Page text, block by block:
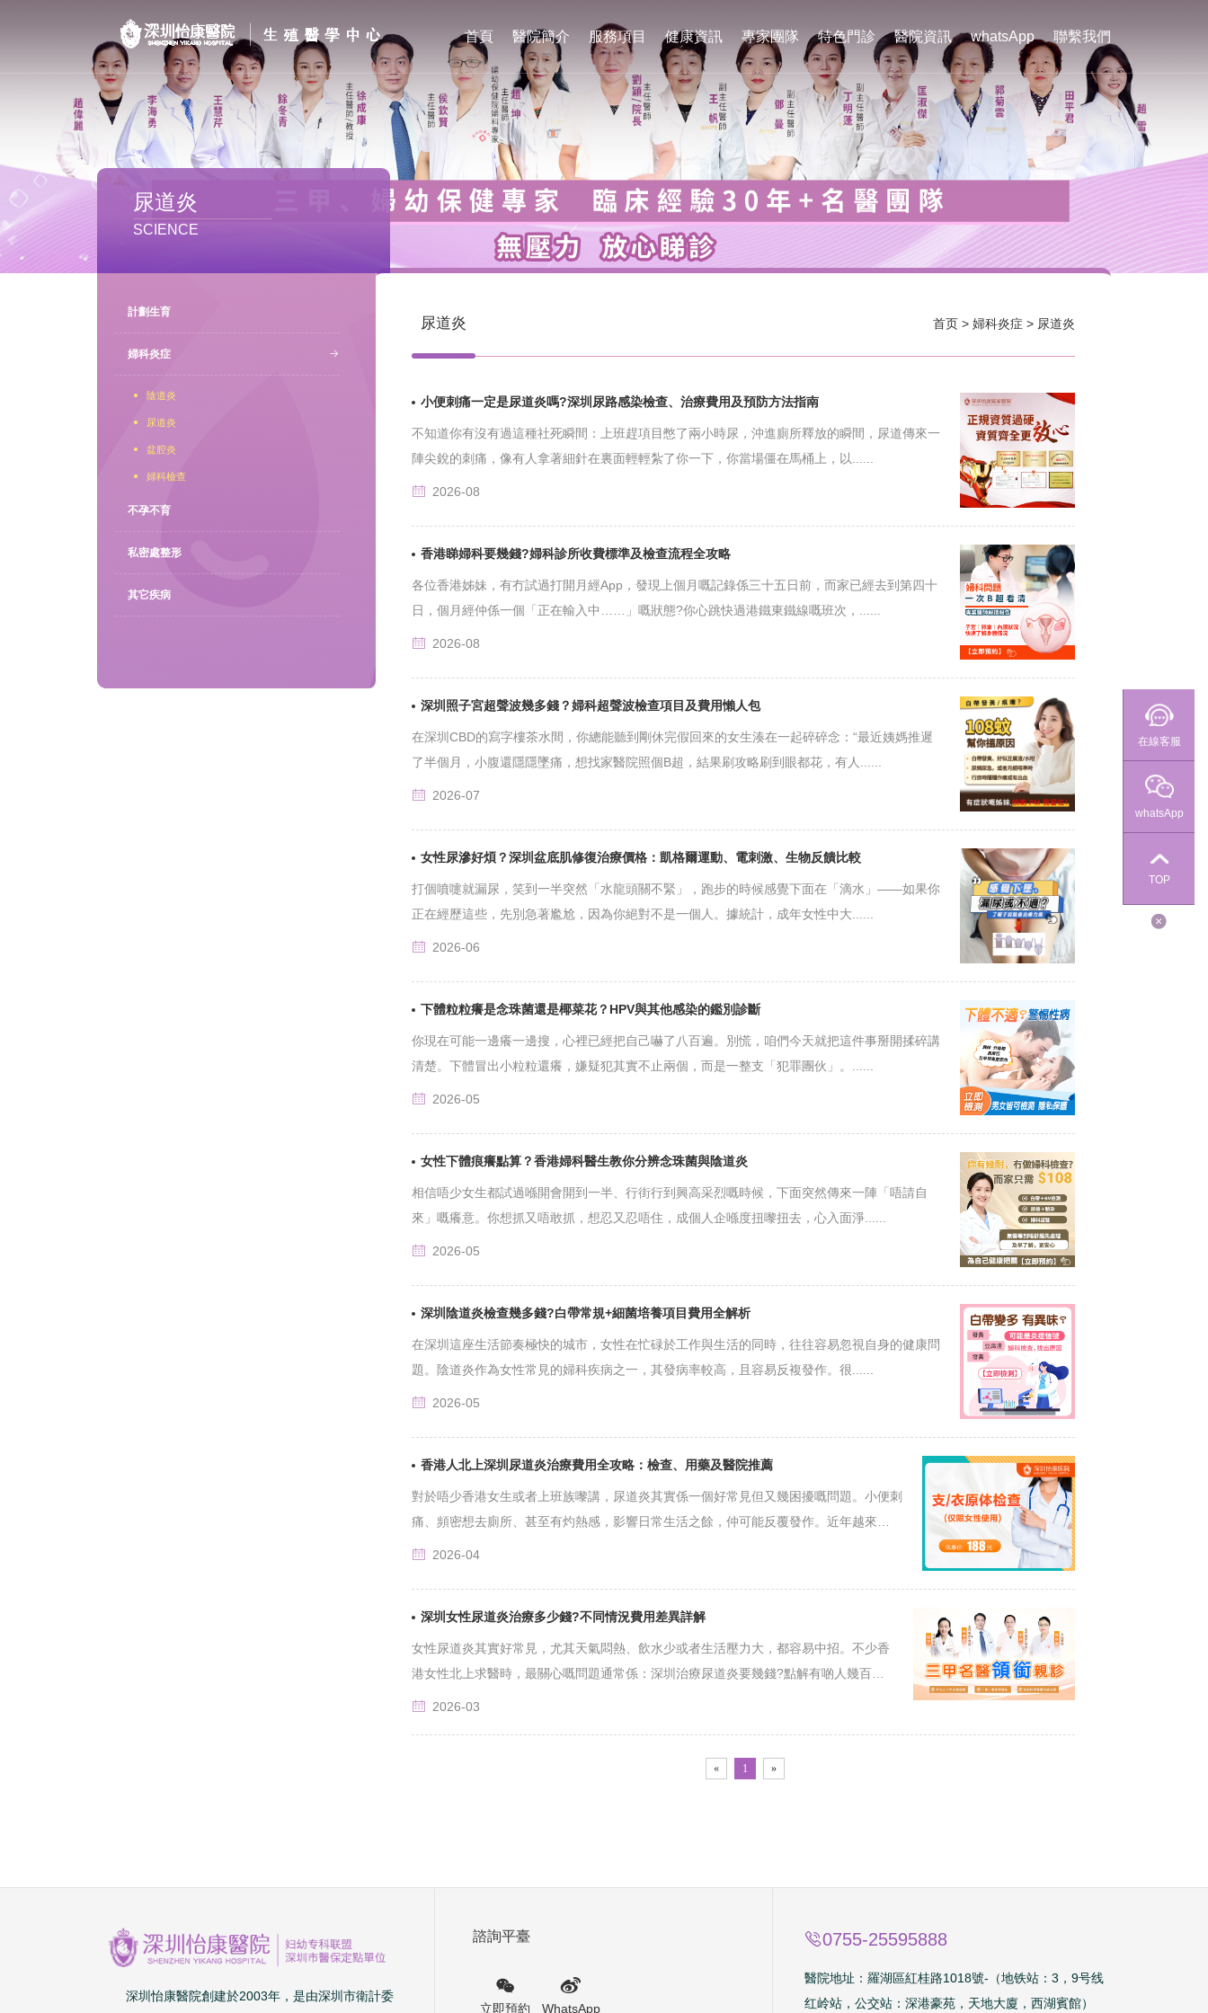
首頁 醫院簡介 服務項目 健康資訊 專家團隊 特色門診 醫院資訊 whatsApp 聯繫我們
醫院簡介
私密處整形
專家團隊
尿道炎
SCIENCE
計劃生育
婦科炎症
陰道炎
尿道炎
盆腔炎
婦科檢查
不孕不育
私密處整形
其它疾病
尿道炎 首页 >婦科炎症 > 尿道炎
小便刺痛一定是尿道炎嗎?深圳尿路感染檢查、治療費用及預防方法指南
不知道你有沒有過這種社死瞬間：上班趕項目憋了兩小時尿，沖進廁所釋放的瞬間，尿道傳來一
陣尖銳的刺痛，像有人拿著細針在裏面輕輕紮了你一下，你當場僵在馬桶上，以......
2026-08
香港睇婦科要幾錢?婦科診所收費標準及檢查流程全攻略
各位香港姊妹，有冇試過打開月經App，發現上個月嘅記錄係三十五日前，而家已經去到第四十
日，個月經仲係一個「正在輸入中……」嘅狀態?你心跳快過港鐵東鐵線嘅班次，......
2026-08
深圳照子宮超聲波幾多錢？婦科超聲波檢查項目及費用懶人包
在深圳CBD的寫字樓茶水間，你總能聽到剛休完假回來的女生湊在一起碎碎念：“最近姨媽推遲
了半個月，小腹還隱隱墜痛，想找家醫院照個B超，結果刷攻略刷到眼都花，有人......
2026-07
女性尿滲好煩？深圳盆底肌修復治療價格：凱格爾運動、電刺激、生物反饋比較
打個噴嚏就漏尿，笑到一半突然「水龍頭關不緊」，跑步的時候感覺下面在「滴水」——如果你
正在經歷這些，先別急著尷尬，因為你絕對不是一個人。據統計，成年女性中大......
2026-06
下體粒粒癢是念珠菌還是椰菜花？HPV與其他感染的鑑別診斷
你現在可能一邊癢一邊搜，心裡已經把自己嚇了八百遍。別慌，咱們今天就把這件事掰開揉碎講
清楚。下體冒出小粒粒還癢，嫌疑犯其實不止兩個，而是一整支「犯罪團伙」。......
2026-05
女性下體痕癢點算？香港婦科醫生教你分辨念珠菌與陰道炎
相信唔少女生都試過喺開會開到一半、行街行到興高采烈嘅時候，下面突然傳來一陣「唔請自
來」嘅癢意。你想抓又唔敢抓，想忍又忍唔住，成個人企喺度扭嚟扭去，心入面淨......
2026-05
深圳陰道炎檢查幾多錢?白帶常規+細菌培養項目費用全解析
在深圳這座生活節奏極快的城市，女性在忙碌於工作與生活的同時，往往容易忽視自身的健康問
題。陰道炎作為女性常見的婦科疾病之一，其發病率較高，且容易反複發作。很......
2026-05
香港人北上深圳尿道炎治療費用全攻略：檢查、用藥及醫院推薦
對於唔少香港女生或者上班族嚟講，尿道炎其實係一個好常見但又幾困擾嘅問題。小便刺
痛、頻密想去廁所、甚至有灼熱感，影響日常生活之餘，仲可能反覆發作。近年越來
越......
2026-04
深圳女性尿道炎治療多少錢?不同情況費用差異詳解
女性尿道炎其實好常見，尤其天氣悶熱、飲水少或者生活壓力大，都容易中招。不少香
港女性北上求醫時，最關心嘅問題通常係：深圳治療尿道炎要幾錢?點解有啲人幾百搞
掂，......
2026-03
« 1 »
深圳怡康醫院創建於2003年，是由深圳市衛計委
諮詢平臺
立即預約 WhatsApp
0755-25595888
醫院地址：羅湖區紅桂路1018號-（地铁站：3，9号线
红岭站，公交站：深港豪苑，天地大廈，西湖賓館）
在線客服
whatsApp
TOP